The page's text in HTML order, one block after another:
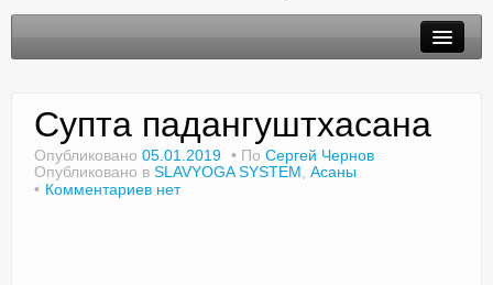
Супта падангуштхасана
Опубликовано 05.01.2019 По Сергей Чернов
Опубликовано в SLAVYOGA SYSTEM Асаны
Комментариев нет